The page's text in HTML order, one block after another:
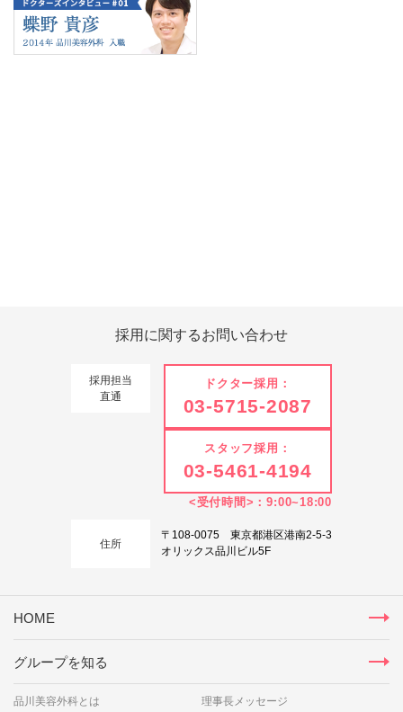
採用に関するお問い合わせ
採用担当
直通
ドクター採用：
03-5715-2087
スタッフ採用：
03-5461-4194
<受付時間>：9:00~18:00
住所
〒108-0075 東京都港区港南2-5-3
オリックス品川ビル5F
HOME
グループを知る
品川美容外科とは 理事長メッセージ